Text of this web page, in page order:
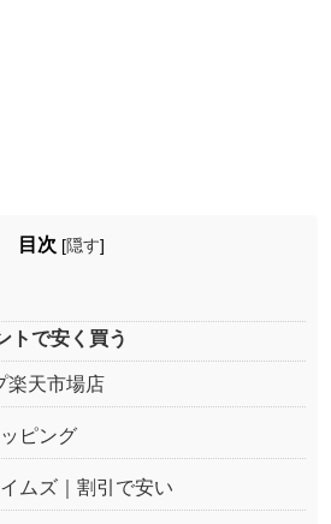
目次 [隠す]
トで安く買う
楽天市場店
ピング
ムズ｜割引で安い